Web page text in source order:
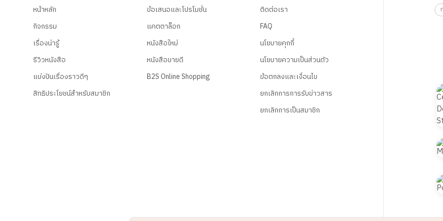
หน้าหลัก
กิจกรรม
เรื่องน่ารู้
รีวิวหนังสือ
แบ่งปันเรื่องราวดีๆ
สิทธิประโยชน์สำหรับสมาชิก
ข้อเสนอและโปรโมชั่น
แคตตาล็อก
หนังสือใหม่
หนังสือขายดี
B2S Online Shopping
ติดต่อเรา
FAQ
นโยบายคุกกี้
นโยบายความเป็นส่วนตัว
ข้อตกลงและเงื่อนไข
ยกเลิกการการรับข่าวสาร
ยกเลิกการเป็นสมาชิก